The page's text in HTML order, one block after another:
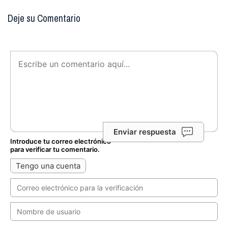
Deje su Comentario
Enviar respuesta
Introduce tu correo electrónico
para verificar tu comentario.
Tengo una cuenta